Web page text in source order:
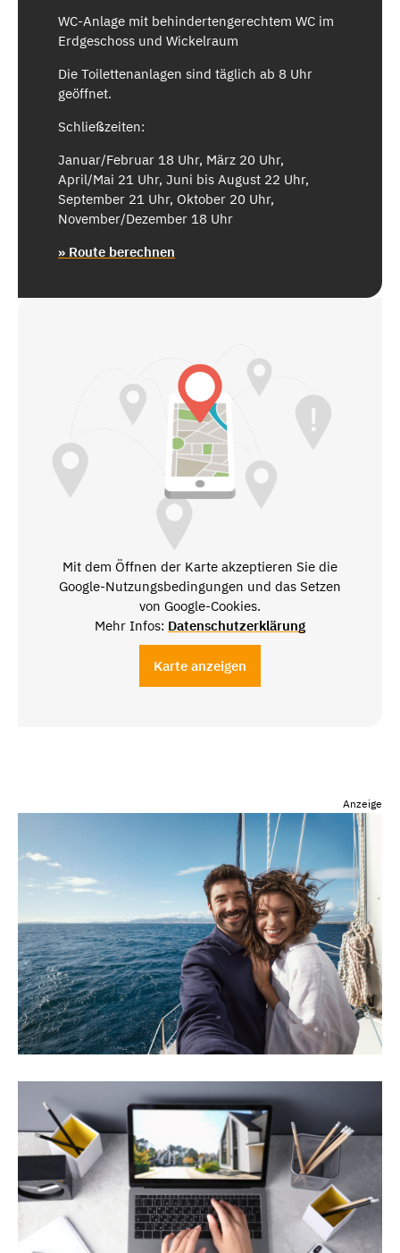
WC-Anlage mit behindertengerechtem WC im
Erdgeschoss und Wickelraum
Die Toilettenanlagen sind täglich ab 8 Uhr
geöffnet.
Schließzeiten:
Januar/Februar 18 Uhr, März 20 Uhr,
April/Mai 21 Uhr, Juni bis August 22 Uhr,
September 21 Uhr, Oktober 20 Uhr,
November/Dezember 18 Uhr
» Route berechnen
Mit dem Öffnen der Karte akzeptieren Sie die
Google-Nutzungsbedingungen und das Setzen
von Google-Cookies.
Mehr Infos: Datenschutzerklärung
Karte anzeigen
Anzeige